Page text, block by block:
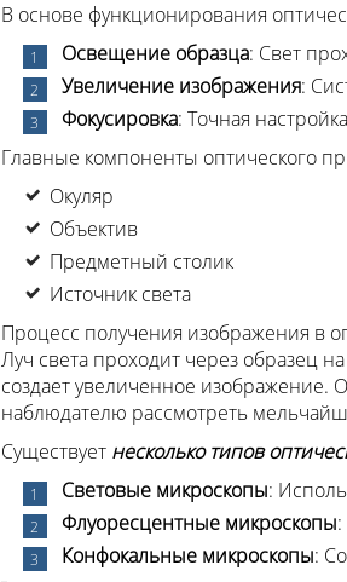
В основе функционирования
Освещение образца: Свет
Увеличение изображения:
Фокусировка: Точная
Главные компоненты оптического
Окуляр
Объектив
Предметный столик
Источник света
Процесс получения изображения в
Луч света проходит через образец
создает увеличенное изображение.
наблюдателю рассмотреть
Существуетнесколько типов
Световые микроскопы:
Флуоресцентные микроскопы
Конфокальные микроскопы: